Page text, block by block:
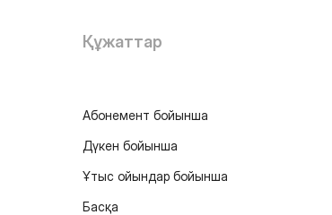
Құжаттар
Абонемент бойынша
Дүкен бойынша
Ұтыс ойындар бойынша
Басқа